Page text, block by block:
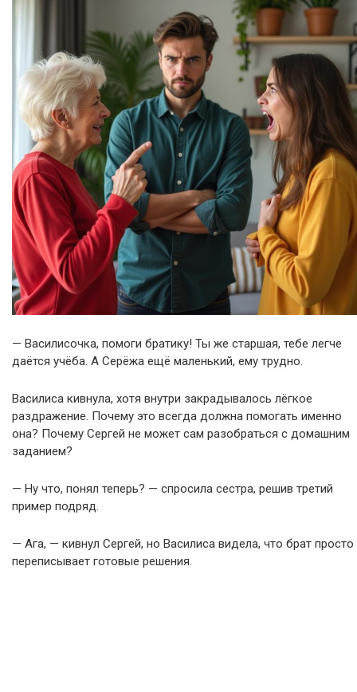
— Василисочка, помоги братику! Ты же старшая, тебе легче
даётся учёба. А Серёжа ещё маленький, ему трудно.
Василиса кивнула, хотя внутри закрадывалось лёгкое
раздражение. Почему это всегда должна помогать именно
она? Почему Сергей не может сам разобраться с домашним
заданием?
— Ну что, понял теперь? — спросила сестра, решив третий
пример подряд.
— Ага, — кивнул Сергей, но Василиса видела, что брат просто
переписывает готовые решения.